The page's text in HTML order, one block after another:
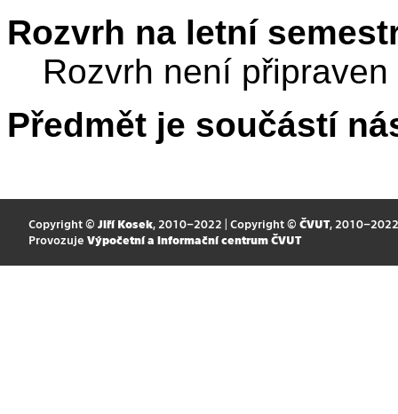
Rozvrh na letní
Rozvrh není připraven
Předmět je součástí
Copyright © Jiří Kosek, 2010–2022 | Copyright © ČVUT, 2010–2022
Provozuje Výpočetní a informační centrum ČVUT